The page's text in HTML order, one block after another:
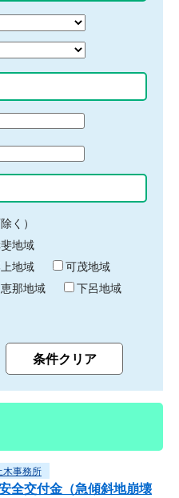
く）
地域
地域
可茂地域
恵那地域
下呂地域
木事務所
全交付金（急傾斜地崩壊